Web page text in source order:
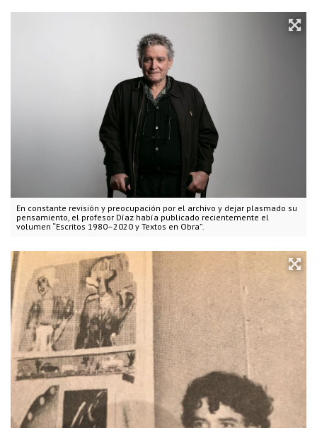
En constante revisión y preocupación por el archivo y dejar plasmado su
pensamiento, el profesor Díaz había publicado recientemente el
volumen “Escritos 1980–2020 y Textos en Obra”.